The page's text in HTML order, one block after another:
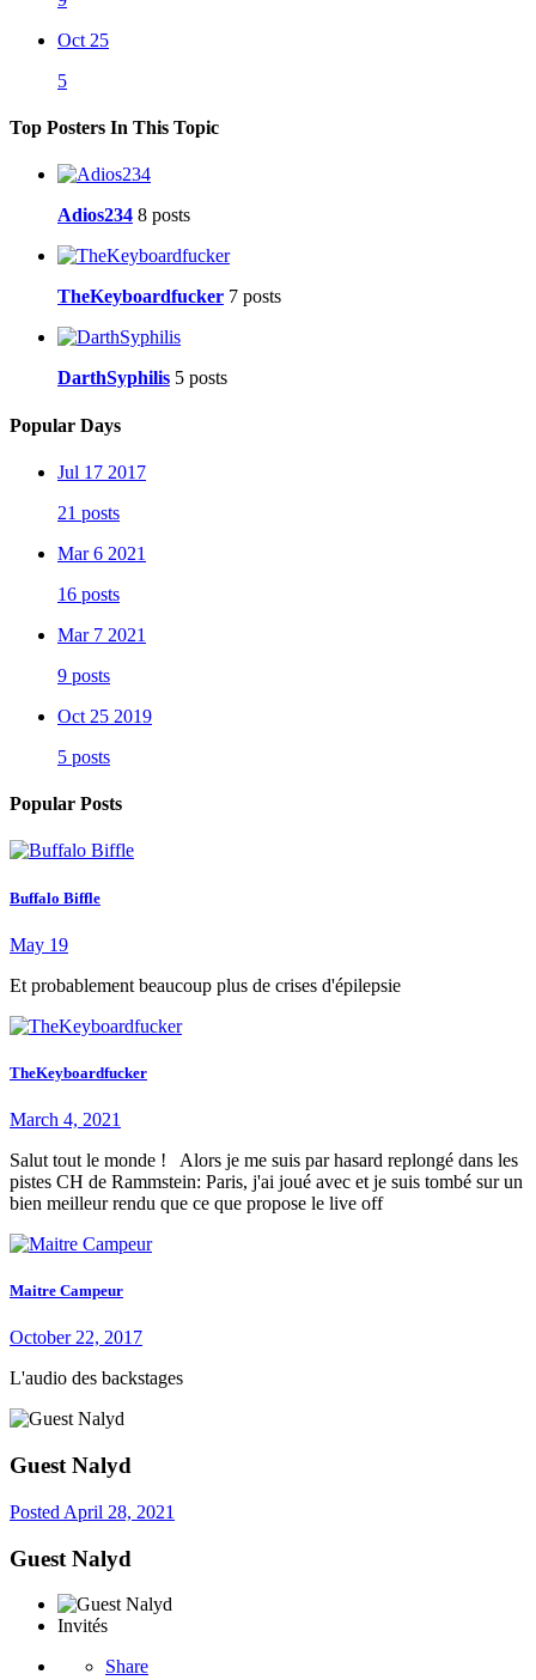
Oct 25
5
Top Posters In This Topic
Adios234 8 posts
TheKeyboardfucker 7 posts
DarthSyphilis 5 posts
Popular Days
Jul 17 2017
21 posts
Mar 6 2021
16 posts
Mar 7 2021
9 posts
Oct 25 2019
5 posts
Popular Posts
Buffalo Biffle
May 19
Et probablement beaucoup plus de crises d'épilepsie
TheKeyboardfucker
March 4, 2021
Salut tout le monde ! Alors je me suis par hasard replongé dans les
pistes CH de Rammstein: Paris, j'ai joué avec et je suis tombé sur un
bien meilleur rendu que ce que propose le live off
Maitre Campeur
October 22, 2017
L'audio des backstages
Guest Nalyd
Posted April 28, 2021
Guest Nalyd
Invités
Share